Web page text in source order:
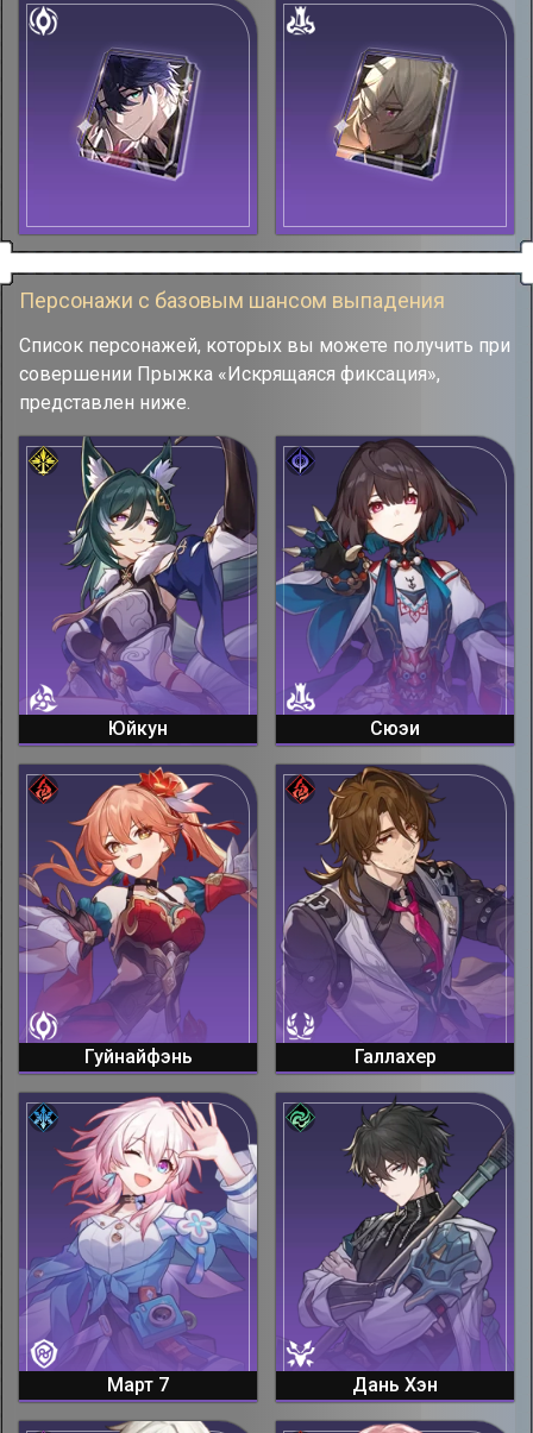
Персонажи с базовым шансом выпадения
Список персонажей, которых вы можете получить при
совершении Прыжка «Искрящаяся фиксация»,
представлен ниже.
Юйкун Сюэи
Гуйнайфэнь Галлахер
Март 7 Дань Хэн